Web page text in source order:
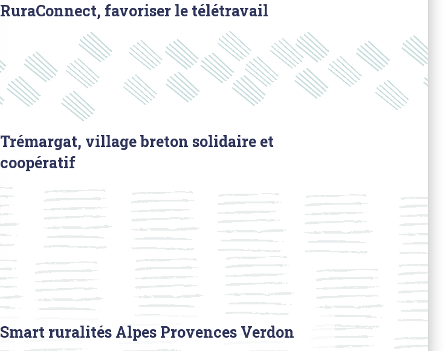
RuraConnect, favoriser le télétravail
Trémargat, village breton solidaire et
coopératif
Smart ruralités Alpes Provences Verdon